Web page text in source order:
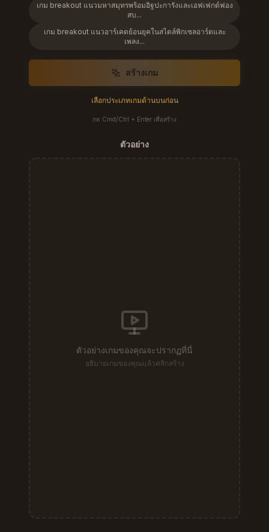
เกม breakout แนวมหาสมุทรพร้อมอิฐปะการังและเอฟเฟกต์ฟอง
สบ...
เกม breakout แนวอาร์เคดย้อนยุคในสไตล์พิกเซลอาร์ตและ
เพลง...
สร้างเกม
เลือกประเภทเกมด้านบนก่อน
กด Cmd/Ctrl + Enter เพื่อสร้าง
ตัวอย่าง
ตัวอย่างเกมของคุณจะปรากฏที่นี่
อธิบายเกมของคุณแล้วคลิกสร้าง